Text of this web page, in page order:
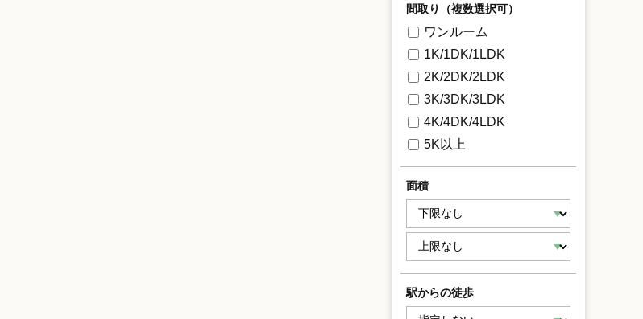
間取り（複数選択可）
ワンルーム
1K/1DK/1LDK
2K/2DK/2LDK
3K/3DK/3LDK
4K/4DK/4LDK
5K以上
面積
駅からの徒歩